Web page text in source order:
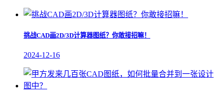
挑战CAD画2D/3D计算器图纸？你敢接招嘛！
2024-12-16